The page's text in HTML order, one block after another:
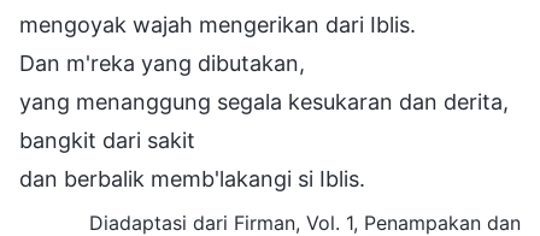
mengoyak wajah mengerikan dari Iblis.
Dan m'reka yang dibutakan,
yang menanggung segala kesukaran dan derita,
bangkit dari sakit
dan berbalik memb'lakangi si Iblis.
Diadaptasi dari Firman, Vol. 1, Penampakan dan